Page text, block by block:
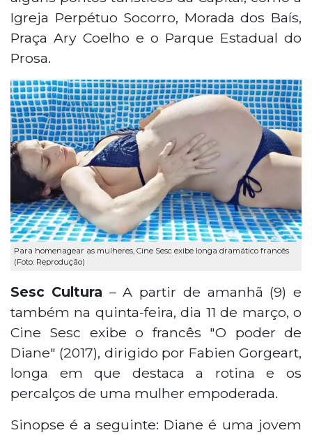
Igreja Perpétuo Socorro, Morada dos Baís,
Praça Ary Coelho e o Parque Estadual do
Prosa.
Para homenagear as mulheres, Cine Sesc exibe longa dramático francês
(Foto: Reprodução)
Sesc Cultura – A partir de amanhã (9) e
também na quinta-feira, dia 11 de março, o
Cine Sesc exibe o francês "O poder de
Diane" (2017), dirigido por Fabien Gorgeart,
longa em que destaca a rotina e os
percalços de uma mulher empoderada.
Sinopse é a seguinte: Diane é uma jovem